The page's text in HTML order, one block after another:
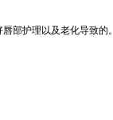
部护理以及老化导致的。